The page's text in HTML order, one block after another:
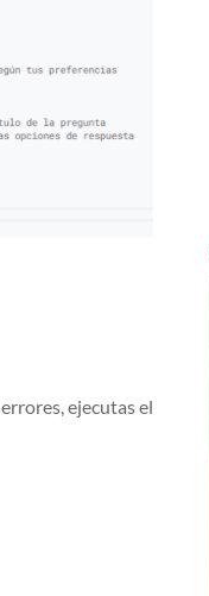
ejecutas el